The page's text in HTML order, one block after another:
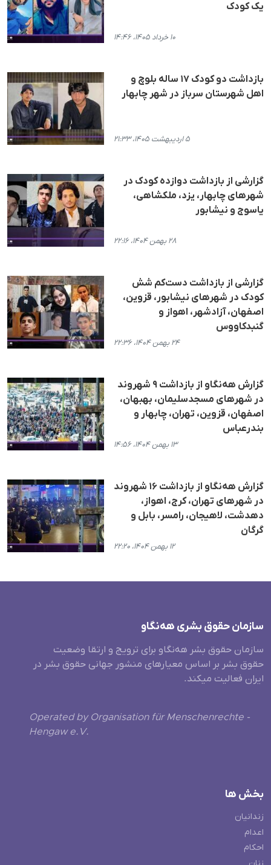
یک کودک
۱۰ خرداد ۱۴۰۵، ۱۴:۴۶
بازداشت دو کودک ۱۷ ساله بلوچ و
اهل شهرستان سرباز در شهر چابهار
۵ اردیبهشت ۱۴۰۵، ۲۱:۳۳
گزارشی از بازداشت دوازده کودک در
شهرهای چابهار، یزد، ملکشاهی،
یاسوج و نیشابور
۲۸ بهمن ۱۴۰۴، ۲۲:۱۶
گزارشی از بازداشت دست‌کم شش
کودک در شهرهای نیشابور، قزوین،
اصفهان، آزادشهر، اهواز و
گنبدکاووس
۲۴ بهمن ۱۴۰۴، ۲۲:۳۶
گزارش هه‌نگاو از بازداشت ٩ شهروند
در شهرهای مسجدسلیمان، بهبهان،
اصفهان، قزوین، تهران، چابهار و
بندرعباس
۱۳ بهمن ۱۴۰۴، ۱۴:۵۶
گزارش هه‌نگاو از بازداشت ۱۶ شهروند
در شهرهای تهران، کرج، اهواز،
دهدشت، لاهیجان، رامسر، بابل و
گرگان
۱۲ بهمن ۱۴۰۴، ۲۲:۲۰
سازمان حقوق بشری هەنگاو
سازمان حقوق بشر هه‌نگاو برای ترویج و ارتقا وضعیت
حقوق بشر بر اساس معیارهای منشور جهانی حقوق بشر در
ایران فعالیت میکند.
Operated by Organisation für Menschenrechte -
Hengaw e.V.
بخش ها
زندانیان
اعدام
احکام